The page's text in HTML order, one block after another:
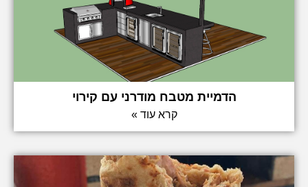
הדמיית מטבח מודרני עם קירוי
קרא עוד »